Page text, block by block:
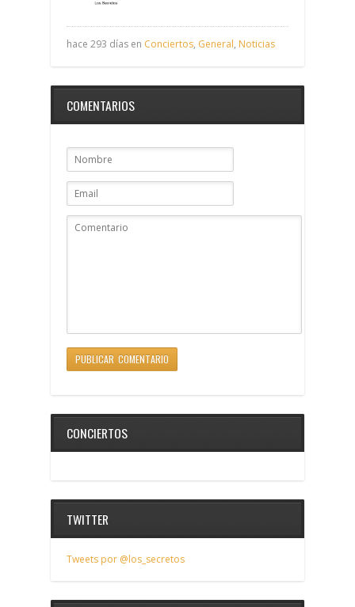
hace 293 días en Conciertos, General, Noticias
COMENTARIOS
CONCIERTOS
TWITTER
Tweets por @los_secretos